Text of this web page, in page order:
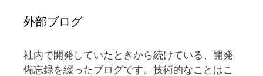
外部ブログ
社内で開発していたときから続けている、開発
備忘録を綴ったブログです。技術的なことはこ